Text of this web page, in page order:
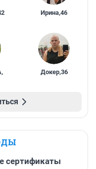
Ирина,46
,
Докер,36
сертификаты